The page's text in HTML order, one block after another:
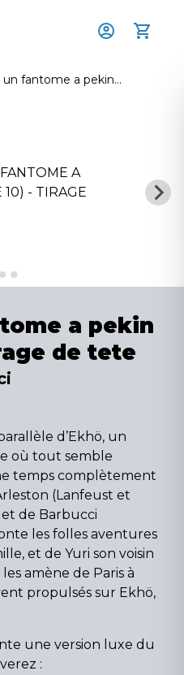
Ekho - un fantome a pekin (tome 10) - tirage de tete
a pekin
de tete
d’Ekhö, un
où tout semble
temps complètement
(Lanfeust et
de Barbucci
les folles aventures
et de Yuri son voisin
amène de Paris à
propulsés sur Ekhö,
une version luxe du
: